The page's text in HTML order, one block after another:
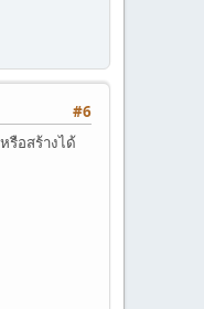
#6
รือสร้างได้